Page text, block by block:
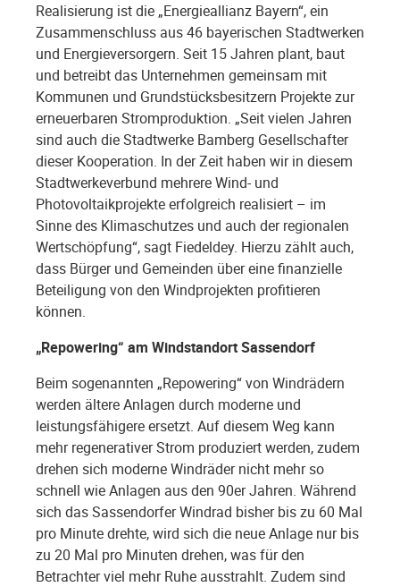
Realisierung ist die „Energieallianz Bayern“, ein
Zusammenschluss aus 46 bayerischen Stadtwerken
und Energieversorgern. Seit 15 Jahren plant, baut
und betreibt das Unternehmen gemeinsam mit
Kommunen und Grundstücksbesitzern Projekte zur
erneuerbaren Stromproduktion. „Seit vielen Jahren
sind auch die Stadtwerke Bamberg Gesellschafter
dieser Kooperation. In der Zeit haben wir in diesem
Stadtwerkeverbund mehrere Wind- und
Photovoltaikprojekte erfolgreich realisiert – im
Sinne des Klimaschutzes und auch der regionalen
Wertschöpfung“, sagt Fiedeldey. Hierzu zählt auch,
dass Bürger und Gemeinden über eine finanzielle
Beteiligung von den Windprojekten profitieren
können.
„Repowering“ am Windstandort Sassendorf
Beim sogenannten „Repowering“ von Windrädern
werden ältere Anlagen durch moderne und
leistungsfähigere ersetzt. Auf diesem Weg kann
mehr regenerativer Strom produziert werden, zudem
drehen sich moderne Windräder nicht mehr so
schnell wie Anlagen aus den 90er Jahren. Während
sich das Sassendorfer Windrad bisher bis zu 60 Mal
pro Minute drehte, wird sich die neue Anlage nur bis
zu 20 Mal pro Minuten drehen, was für den
Betrachter viel mehr Ruhe ausstrahlt. Zudem sind